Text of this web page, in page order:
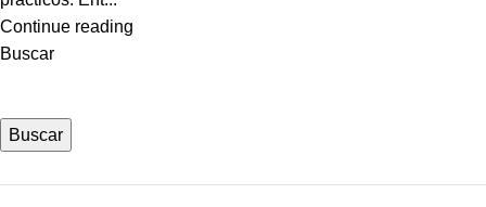
Continue reading
Buscar
Buscar